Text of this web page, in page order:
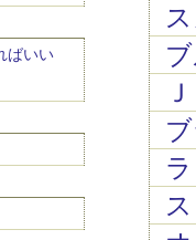
ばいい